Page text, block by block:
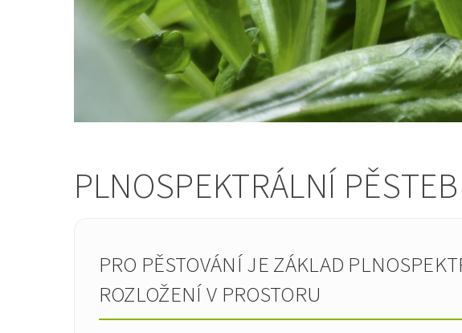
PLNOSPEKTRÁLNÍ
PRO PĚSTOVÁNÍ JE ZÁKLAD
ROZLOŽENÍ V PROSTORU